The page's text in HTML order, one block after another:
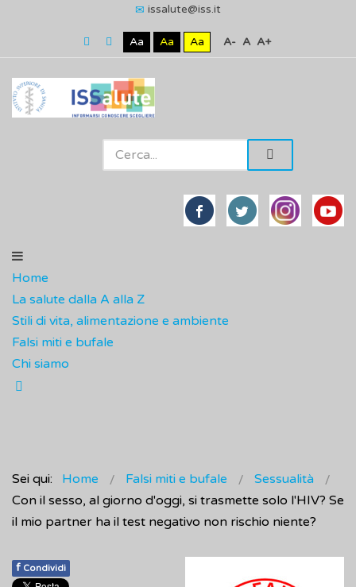
issalute@iss.it
Aa Aa Aa A- A A+
Home
La salute dalla A alla Z
Stili di vita, alimentazione e ambiente
Falsi miti e bufale
Chi siamo
Sei qui: Home Falsi miti e bufale
Sessualità
Con il sesso, al giorno d'oggi, si trasmette solo l'HIV? Se
il mio partner ha il test negativo non rischio niente?
f Condividi